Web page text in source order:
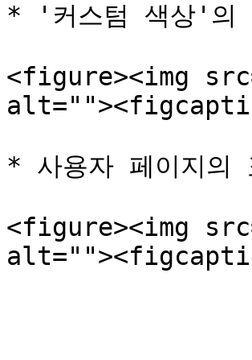
* '커스텀 색상'의
<figure><img
* 사용자 페이지의
<figure><img